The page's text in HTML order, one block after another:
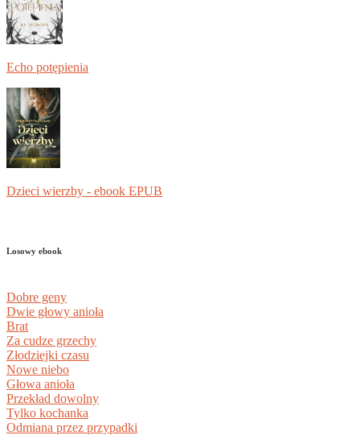
Echo potępienia
Dzieci wierzby - ebook EPUB
Losowy ebook
Dobre geny
Dwie głowy anioła
Brat
Za cudze grzechy
Złodziejki czasu
Nowe niebo
Głowa anioła
Przekład dowolny
Tylko kochanka
Odmiana przez przypadki